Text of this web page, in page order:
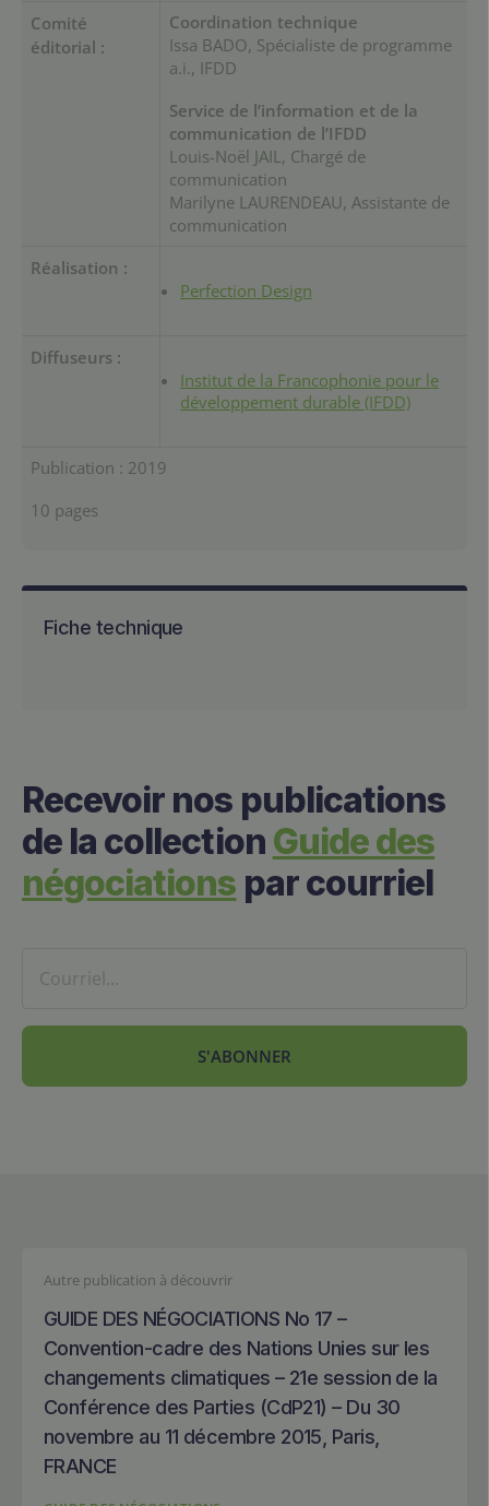
Comité
éditorial :
Coordination technique
Issa BADO, Spécialiste de programme
a.i., IFDD
Service de l’information et de la
communication de l’IFDD
Louis-Noël JAIL, Chargé de
communication
Marilyne LAURENDEAU, Assistante de
communication
Réalisation :
Perfection Design
Diffuseurs :
Institut de la Francophonie pour le
développement durable (IFDD)
Publication : 2019
10 pages
Fiche technique
Recevoir nos publications
de la collection Guide des
négociations par courriel
S'ABONNER
Autre publication à découvrir
GUIDE DES NÉGOCIATIONS No 17 –
Convention-cadre des Nations Unies sur les
changements climatiques – 21e session de la
Conférence des Parties (CdP21) – Du 30
novembre au 11 décembre 2015, Paris,
FRANCE